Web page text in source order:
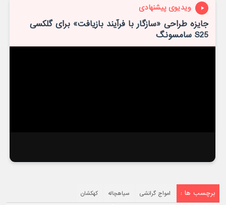
ویدیوی پیشنهادی
جایزه طراحی «سازگار با فرآیند بازیافت» برای گلکسی
S25 سامسونگ
برچسب ها : امواج گرانشی سیاهچاله کهکشان